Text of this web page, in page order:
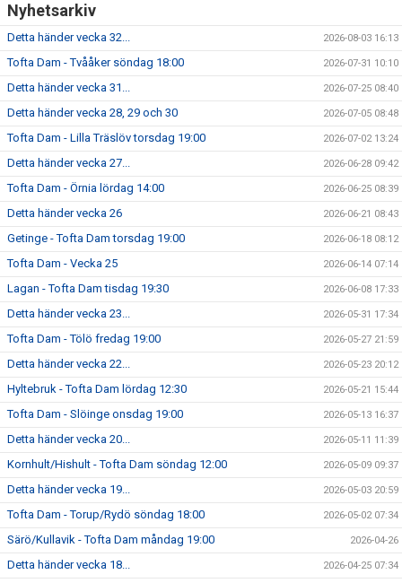
Nyhetsarkiv
Detta händer vecka 32... 2026-08-03 16:13
Tofta Dam - Tvååker söndag 18:00 2026-07-31 10:10
Detta händer vecka 31... 2026-07-25 08:40
Detta händer vecka 28, 29 och 30 2026-07-05 08:48
Tofta Dam - Lilla Träslöv torsdag 19:00 2026-07-02 13:24
Detta händer vecka 27... 2026-06-28 09:42
Tofta Dam - Örnia lördag 14:00 2026-06-25 08:39
Detta händer vecka 26 2026-06-21 08:43
Getinge - Tofta Dam torsdag 19:00 2026-06-18 08:12
Tofta Dam - Vecka 25 2026-06-14 07:14
Lagan - Tofta Dam tisdag 19:30 2026-06-08 17:33
Detta händer vecka 23... 2026-05-31 17:34
Tofta Dam - Tölö fredag 19:00 2026-05-27 21:59
Detta händer vecka 22... 2026-05-23 20:12
Hyltebruk - Tofta Dam lördag 12:30 2026-05-21 15:44
Tofta Dam - Slöinge onsdag 19:00 2026-05-13 16:37
Detta händer vecka 20... 2026-05-11 11:39
Kornhult/Hishult - Tofta Dam söndag 12:00 2026-05-09 09:37
Detta händer vecka 19... 2026-05-03 20:59
Tofta Dam - Torup/Rydö söndag 18:00 2026-05-02 07:34
Särö/Kullavik - Tofta Dam måndag 19:00 2026-04-26
Detta händer vecka 18... 2026-04-25 07:34